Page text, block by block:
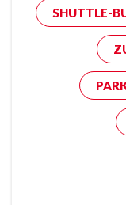
SHUTTLE-